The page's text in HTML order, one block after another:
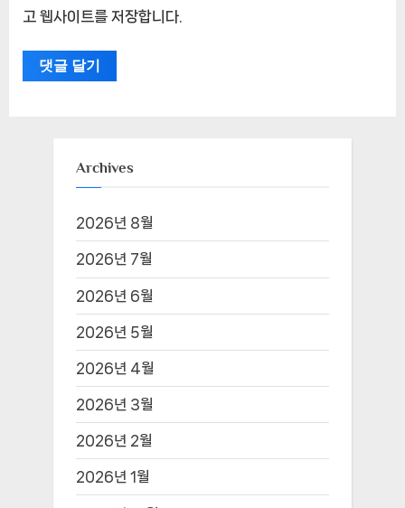
고 웹사이트를 저장합니다.
Archives
2026년 8월
2026년 7월
2026년 6월
2026년 5월
2026년 4월
2026년 3월
2026년 2월
2026년 1월